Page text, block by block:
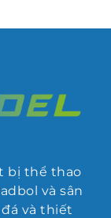
bị thể thao
và sân
và thiết